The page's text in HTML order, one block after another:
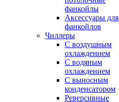
фанкойлы
Аксессуары для
фанкойлов
Чиллеры
С воздушным
охлаждением
С водяным
охлаждением
С выносным
конденсатором
Реверсивные